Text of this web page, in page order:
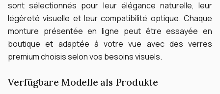
sont sélectionnés pour leur élégance naturelle, leur
légèreté visuelle et leur compatibilité optique. Chaque
monture présentée en ligne peut être essayée en
boutique et adaptée à votre vue avec des verres
premium choisis selon vos besoins visuels.
Verfügbare Modelle als Produkte